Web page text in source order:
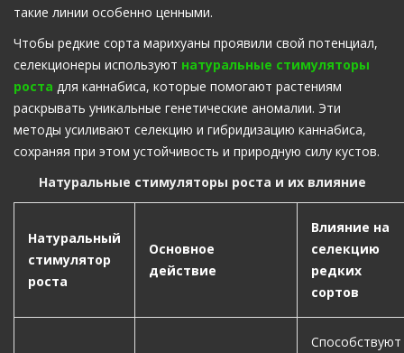
такие линии особенно ценными.
Чтобы редкие сорта марихуаны проявили свой потенциал,
селекционеры используют натуральные стимуляторы
роста для каннабиса, которые помогают растениям
раскрывать уникальные генетические аномалии. Эти
методы усиливают селекцию и гибридизацию каннабиса,
сохраняя при этом устойчивость и природную силу кустов.
Натуральные стимуляторы роста и их влияние
Натуральный
стимулятор
роста
Основное
действие
Влияние на
селекцию
редких
сортов
Способствуют